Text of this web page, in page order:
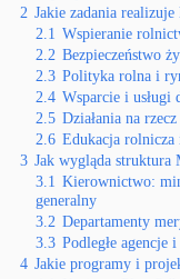
2 Jakie zadania
2.1 Wspieranie
2.2 Bezpieczeństwo
2.3 Polityka rolna i
2.4 Wsparcie i usługi
2.5 Działania na
2.6 Edukacja
3 Jak wygląda struktura
3.1 Kierownictwo:
generalny
3.2 Departamenty
3.3 Podległe agencje
4 Jakie programy i